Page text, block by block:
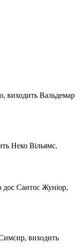
виходить Вальдемар
Неко Вільямс.
дос Сантос Жуніор,
виходить